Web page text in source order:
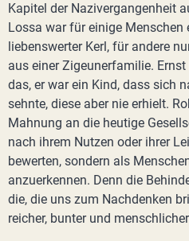
Kapitel der Nazivergangenheit
Lossa war für einige Menschen
liebenswerter Kerl, für andere
aus einer Zigeunerfamilie.
das, er war ein Kind, dass sich
sehnte, diese aber nie erhielt.
Mahnung an die heutige
nach ihrem Nutzen oder ihrer
bewerten, sondern als
anzuerkennen. Denn die
die, die uns zum Nachdenken
reicher, bunter und